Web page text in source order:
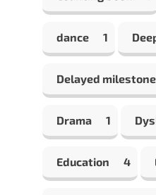
dance 1
Delayed
Drama 1
Education 4